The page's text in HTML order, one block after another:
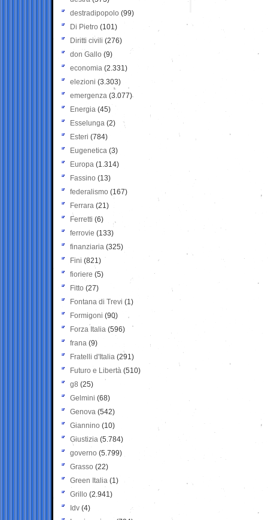
destradipopolo (99)
Di Pietro (101)
Diritti civili (276)
don Gallo (9)
economia (2.331)
elezioni (3.303)
emergenza (3.077)
Energia (45)
Esselunga (2)
Esteri (784)
Eugenetica (3)
Europa (1.314)
Fassino (13)
federalismo (167)
Ferrara (21)
Ferretti (6)
ferrovie (133)
finanziaria (325)
Fini (821)
fioriere (5)
Fitto (27)
Fontana di Trevi (1)
Formigoni (90)
Forza Italia (596)
frana (9)
Fratelli d'Italia (291)
Futuro e Libertà (510)
g8 (25)
Gelmini (68)
Genova (542)
Giannino (10)
Giustizia (5.784)
governo (5.799)
Grasso (22)
Green Italia (1)
Grillo (2.941)
Idv (4)